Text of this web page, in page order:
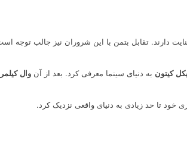
دارند. تقابل بتمن با این شروران نیز جالب
کیتون به دنیای سینما معرفی کرد. بعد از آن وال کیلمر
خود تا حد زیادی به دنیای واقعی نزدیک کرد.